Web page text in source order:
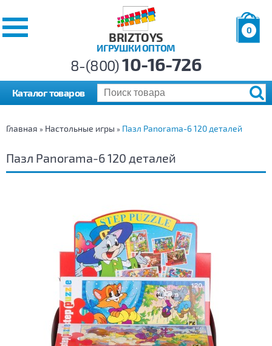
BRIZTOYS
ИГРУШКИ ОПТОМ
0
р.
8-(800)10-16-726
Каталог товаров
Главная » Настольные игры » Пазл Panorama-6 120 деталей
Пазл Panorama-6 120 деталей